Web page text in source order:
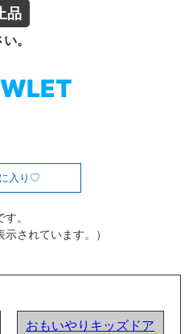
品
。
入り
。
されています。）
おもいやりキッズドア